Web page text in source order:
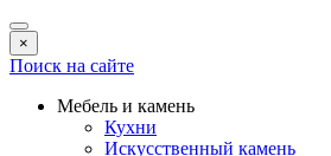
×
Поиск на сайте
Мебель и камень
Кухни
Искусственный камень